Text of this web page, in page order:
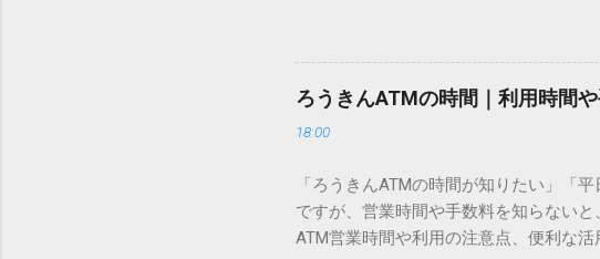
できます。 具体的な手順（Unicode入
角」にする（※重要）。 **「20BB7」**
力した数字が、一瞬で対応する漢字（
ビス「スマートクラブ」と、LINEや公
なります。この記事では、忙しい毎日
す。 佐川急便の再配達が劇的に変わる
会員サービス「スマートクラブ」です
す。 以前はウェブサイトを開いてログ
じめ配達時間を変更するといった先回
本国内で最も利用されているコミュニ
します。 1. トーク画面からワンタップ
ろうきんATMの時間｜利用時間
18:00
「ろうきんATMの時間が知りたい」「
ですが、営業時間や手数料を知らない
ATM営業時間や利用の注意点、便利な